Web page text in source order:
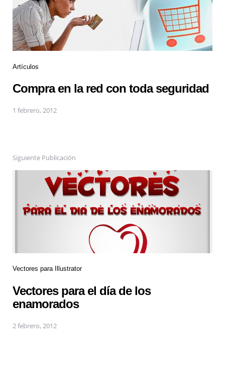
Artículos
Compra en la red con toda seguridad
1 febrero, 2012
Siguiente Publicación
Vectores para Illustrator
Vectores para el día de los
enamorados
2 febrero, 2012